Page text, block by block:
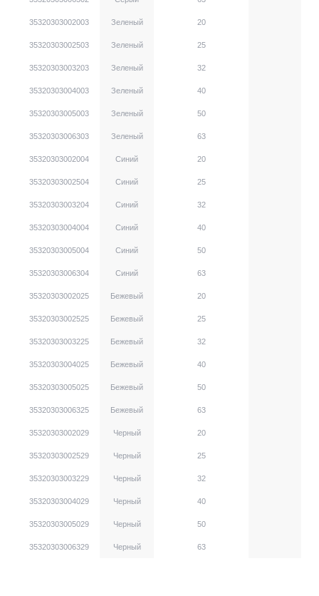
35320303002003 Зеленый 20
35320303002503 Зеленый 25
35320303003203 Зеленый 32
35320303004003 Зеленый 40
35320303005003 Зеленый 50
35320303006303 Зеленый 63
35320303002004 Синий 20
35320303002504 Синий 25
35320303003204 Синий 32
35320303004004 Синий 40
35320303005004 Синий 50
35320303006304 Синий 63
35320303002025 Бежевый 20
35320303002525 Бежевый 25
35320303003225 Бежевый 32
35320303004025 Бежевый 40
35320303005025 Бежевый 50
35320303006325 Бежевый 63
35320303002029 Черный 20
35320303002529 Черный 25
35320303003229 Черный 32
35320303004029 Черный 40
35320303005029 Черный 50
35320303006329 Черный 63